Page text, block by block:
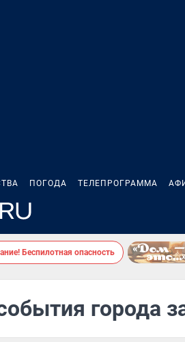
ПОГОДА ТЕЛЕПРОГРАММА
Беспилотная опасность
города